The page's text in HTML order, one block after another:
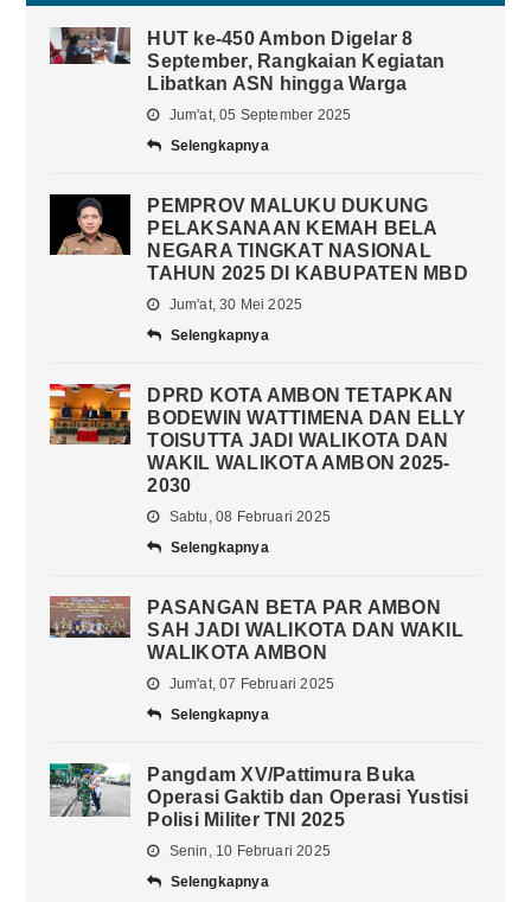
HUT ke-450 Ambon Digelar 8
September, Rangkaian Kegiatan
Libatkan ASN hingga Warga
Jum'at, 05 September 2025
Selengkapnya
PEMPROV MALUKU DUKUNG
PELAKSANAAN KEMAH BELA
NEGARA TINGKAT NASIONAL
TAHUN 2025 DI KABUPATEN MBD
Jum'at, 30 Mei 2025
Selengkapnya
DPRD KOTA AMBON TETAPKAN
BODEWIN WATTIMENA DAN ELLY
TOISUTTA JADI WALIKOTA DAN
WAKIL WALIKOTA AMBON 2025-
2030
Sabtu, 08 Februari 2025
Selengkapnya
PASANGAN BETA PAR AMBON
SAH JADI WALIKOTA DAN WAKIL
WALIKOTA AMBON
Jum'at, 07 Februari 2025
Selengkapnya
Pangdam XV/Pattimura Buka
Operasi Gaktib dan Operasi Yustisi
Polisi Militer TNI 2025
Senin, 10 Februari 2025
Selengkapnya